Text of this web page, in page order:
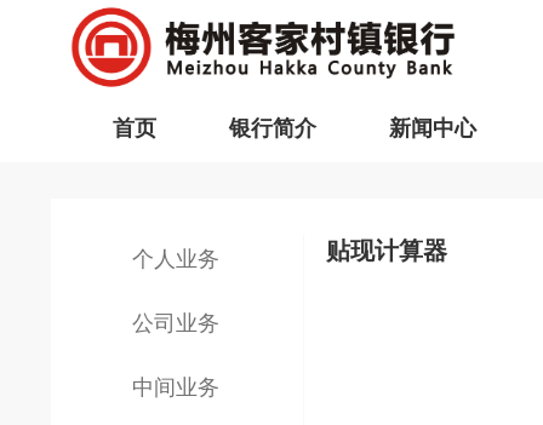
首页 银行简介 新闻中心
个人业务
公司业务
中间业务
贴现计算器